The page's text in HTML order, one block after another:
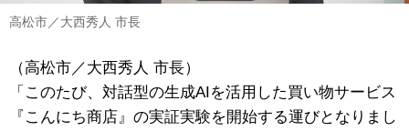
高松市／大西秀人 市長
（高松市／大西秀人 市長）
「このたび、対話型の生成AIを活用した買い物サービス
『こんにち商店』の実証実験を開始する運びとなりまし